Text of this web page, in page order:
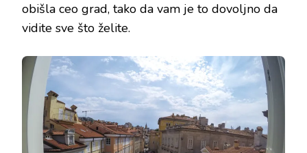
obišla ceo grad, tako da vam je to dovoljno da
vidite sve što želite.